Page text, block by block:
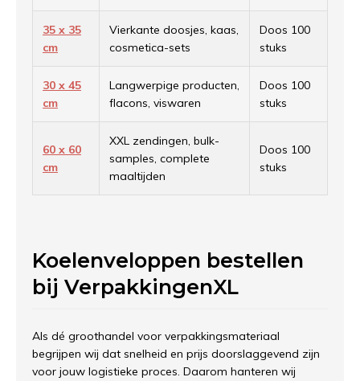
35 x 35
cm
Vierkante doosjes, kaas,
cosmetica-sets
Doos 100
stuks
30 x 45
cm
Langwerpige producten,
flacons, viswaren
Doos 100
stuks
60 x 60
cm
XXL zendingen, bulk-
samples, complete
maaltijden
Doos 100
stuks
Koelenveloppen bestellen
bij VerpakkingenXL
Als dé groothandel voor verpakkingsmateriaal
begrijpen wij dat snelheid en prijs doorslaggevend zijn
voor jouw logistieke proces. Daarom hanteren wij